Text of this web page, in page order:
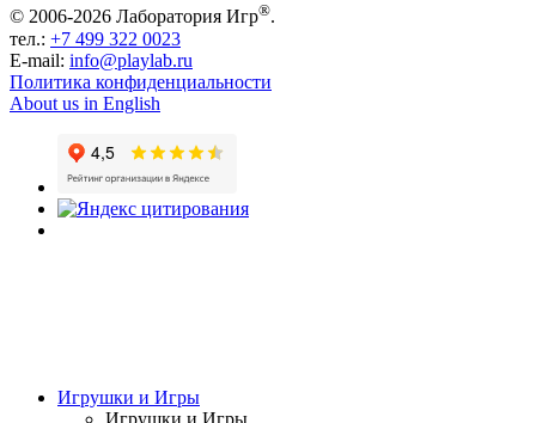
© 2006-2026 Лаборатория Игр®.
тел.: +7 499 322 0023
E-mail: info@playlab.ru
Политика конфиденциальности
About us in English
Игрушки и Игры
Игрушки и Игры